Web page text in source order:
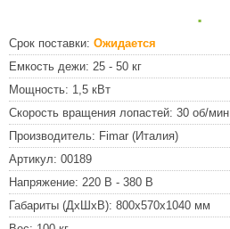
.
Срок поставки: Ожидается
Емкость дежи: 25 - 50 кг
Мощность: 1,5 кВт
Скорость вращения лопастей: 30 об/мин
Производитель: Fimar (Италия)
Артикул: 00189
Напряжение: 220 В - 380 В
Габариты (ДхШхВ): 800x570x1040 мм